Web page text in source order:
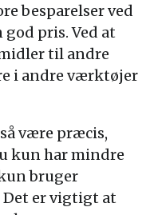
besparelser ved
pris. Ved at
til andre
i andre værktøjer
være præcis,
kun har mindre
bruger
er vigtigt at